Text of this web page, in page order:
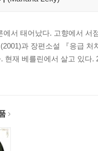
에서 태어났다. 고향에서
(2001)과 장편소설 『응급
현재 베를린에서 살고 있다